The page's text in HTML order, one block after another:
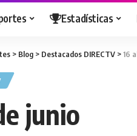
Estadísticas
> Blog > Destacados DIRECTV >16
junio